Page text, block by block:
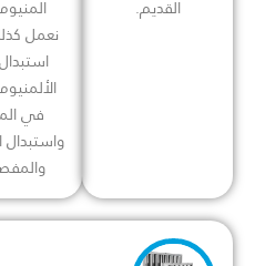
القديم.
نعمل
في